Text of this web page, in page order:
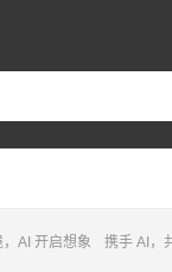
AI 开启想象 携手 AI，